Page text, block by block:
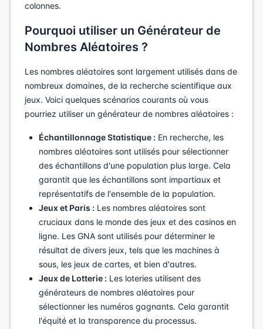
colonnes.
Pourquoi utiliser un Générateur de
Nombres Aléatoires ?
Les nombres aléatoires sont largement utilisés dans de
nombreux domaines, de la recherche scientifique aux
jeux. Voici quelques scénarios courants où vous
pourriez utiliser un générateur de nombres aléatoires :
Échantillonnage Statistique : En recherche, les
nombres aléatoires sont utilisés pour sélectionner
des échantillons d'une population plus large. Cela
garantit que les échantillons sont impartiaux et
représentatifs de l'ensemble de la population.
Jeux et Paris : Les nombres aléatoires sont
cruciaux dans le monde des jeux et des casinos en
ligne. Les GNA sont utilisés pour déterminer le
résultat de divers jeux, tels que les machines à
sous, les jeux de cartes, et bien d'autres.
Jeux de Lotterie : Les loteries utilisent des
générateurs de nombres aléatoires pour
sélectionner les numéros gagnants. Cela garantit
l'équité et la transparence du processus.